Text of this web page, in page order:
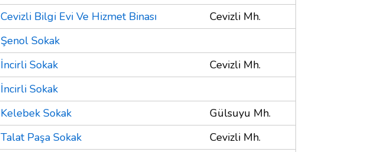
Cevizli Bilgi Evi Ve Hizmet Binası
Cevizli Mh.
Şenol Sokak
İncirli Sokak
Cevizli Mh.
İncirli Sokak
Kelebek Sokak
Gülsuyu Mh.
Talat Paşa Sokak
Cevizli Mh.